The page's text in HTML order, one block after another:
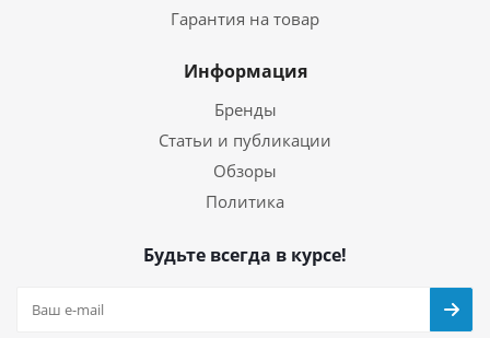
Гарантия на товар
Информация
Бренды
Статьи и публикации
Обзоры
Политика
Будьте всегда в курсе!